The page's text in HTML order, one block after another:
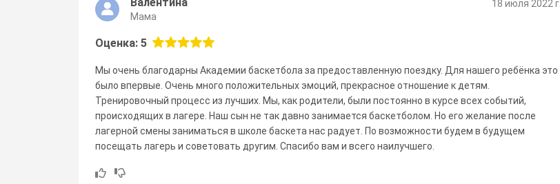
18 июля 2022 г.
Мама
Оценка: 5
Мы очень благодарны Академии баскетбола за предоставленную поездку. Для нашего ребёнка это
было впервые. Очень много положительных эмоций, прекрасное отношение к детям.
Тренировочный процесс из лучших. Мы, как родители, были постоянно в курсе всех событий,
происходящих в лагере. Наш сын не так давно занимается баскетболом. Но его желание после
лагерной смены заниматься в школе баскета нас радует. По возможности будем в будущем
посещать лагерь и советовать другим. Спасибо вам и всего наилучшего.